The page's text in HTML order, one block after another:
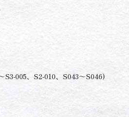
S3-005、S2-010、S043～S046)